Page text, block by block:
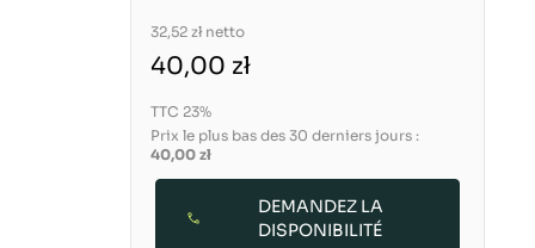
32,52 zł netto
40,00 zł
TTC 23%
Prix le plus bas des 30 derniers jours :
40,00 zł
DEMANDEZ LA
DISPONIBILITÉ